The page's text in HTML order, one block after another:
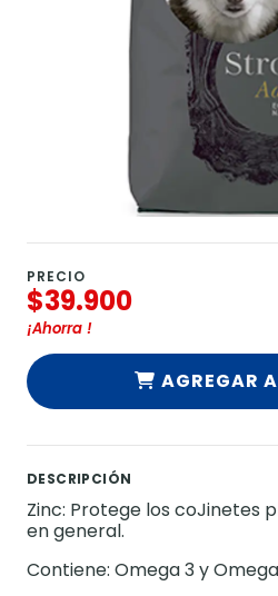
PRECIO
$39.900
¡Ahorra !
AGREGAR
DESCRIPCIÓN
Zinc: Protege los coJinetes
en general.
Contiene: Omega 3 y